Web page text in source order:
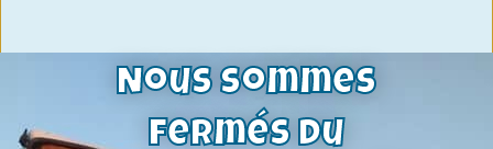
Nous sommes
fermés du